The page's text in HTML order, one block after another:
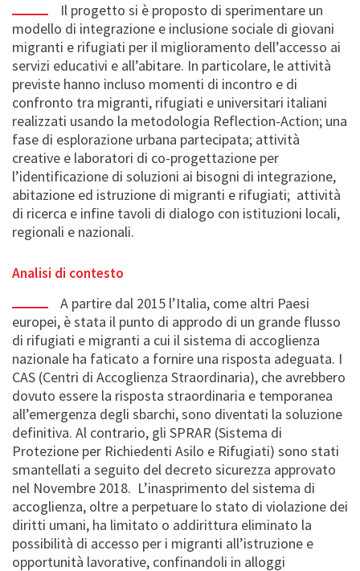
Il progetto si è proposto di sperimentare un
modello di integrazione e inclusione sociale di giovani
migranti e rifugiati per il miglioramento dell’accesso ai
servizi educativi e all’abitare. In particolare, le attività
previste hanno incluso momenti di incontro e di
confronto tra migranti, rifugiati e universitari italiani
realizzati usando la metodologia Reflection-Action; una
fase di esplorazione urbana partecipata; attività
creative e laboratori di co-progettazione per
l’identificazione di soluzioni ai bisogni di integrazione,
abitazione ed istruzione di migranti e rifugiati; attività
di ricerca e infine tavoli di dialogo con istituzioni locali,
regionali e nazionali.
Analisi di contesto
A partire dal 2015 l’Italia, come altri Paesi
europei, è stata il punto di approdo di un grande flusso
di rifugiati e migranti a cui il sistema di accoglienza
nazionale ha faticato a fornire una risposta adeguata. I
CAS (Centri di Accoglienza Straordinaria), che avrebbero
dovuto essere la risposta straordinaria e temporanea
all’emergenza degli sbarchi, sono diventati la soluzione
definitiva. Al contrario, gli SPRAR (Sistema di
Protezione per Richiedenti Asilo e Rifugiati) sono stati
smantellati a seguito del decreto sicurezza approvato
nel Novembre 2018. L’inasprimento del sistema di
accoglienza, oltre a perpetuare lo stato di violazione dei
diritti umani, ha limitato o addirittura eliminato la
possibilità di accesso per i migranti all’istruzione e
opportunità lavorative, confinandoli in alloggi